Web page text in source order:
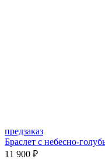
предзаказ
Браслет с небесно-
11 900 ₽